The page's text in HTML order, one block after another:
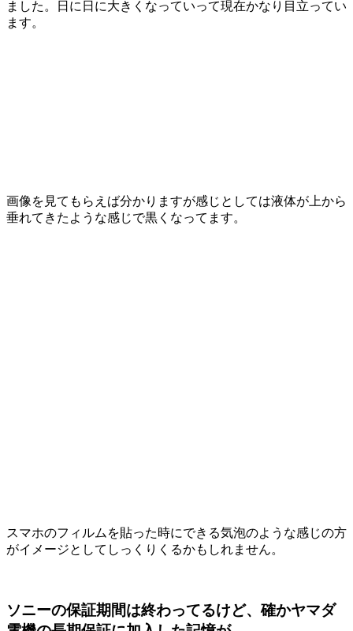
ました。日に日に大きくなっていって現在かなり目立ってい
ます。
画像を見てもらえば分かりますが感じとしては液体が上から
垂れてきたような感じで黒くなってます。
スマホのフィルムを貼った時にできる気泡のような感じの方
がイメージとしてしっくりくるかもしれません。
ソニーの保証期間は終わってるけど、確かヤマダ